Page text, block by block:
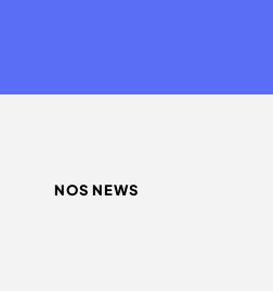
NOS NEWS